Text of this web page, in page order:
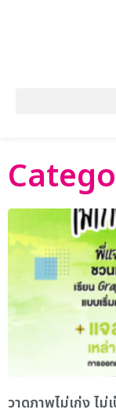
วาดภาพไม่เก่ง ไม่